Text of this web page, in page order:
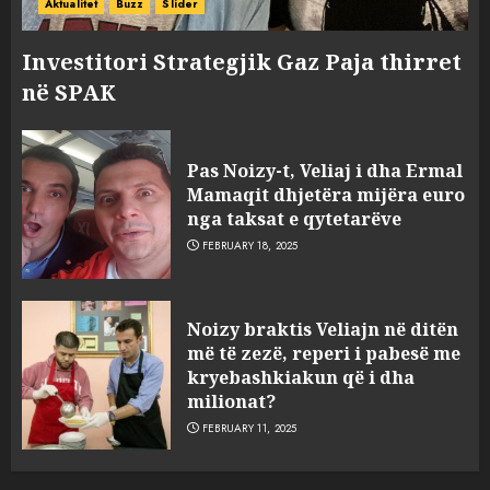
Aktualitet Buzz Slider
Investitori Strategjik Gaz Paja thirret
në SPAK
Pas Noizy-t, Veliaj i dha Ermal
Mamaqit dhjetëra mijëra euro
nga taksat e qytetarëve
FEBRUARY 18, 2025
Noizy braktis Veliajn në ditën
më të zezë, reperi i pabesë me
kryebashkiakun që i dha
milionat?
FEBRUARY 11, 2025
3
sulmuan “One Albania”,
ngjarja u fsheh. A u vodhën
serverat?
MARCH 25, 2025